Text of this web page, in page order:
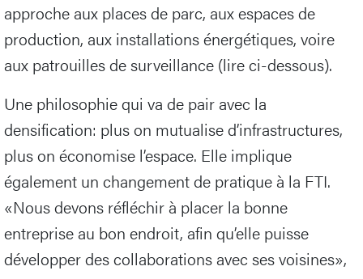
approche aux places de parc, aux espaces de
production, aux installations énergétiques, voire
aux patrouilles de surveillance (lire ci-dessous).
Une philosophie qui va de pair avec la
densification: plus on mutualise d’infrastructures,
plus on économise l’espace. Elle implique
également un changement de pratique à la FTI.
«Nous devons réfléchir à placer la bonne
entreprise au bon endroit, afin qu’elle puisse
développer des collaborations avec ses voisines»,